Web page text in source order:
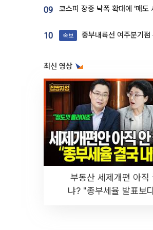
09
10 속보 중부내륙선 여주분기점 부근서 연이
최신 영상
부동산 세제개편 아직
냐? "종부세율 발표보